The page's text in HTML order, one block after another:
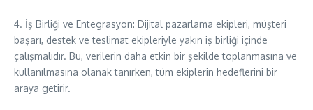
4. İş Birliği ve Entegrasyon: Dijital pazarlama ekipleri, müşteri
başarı, destek ve teslimat ekipleriyle yakın iş birliği içinde
çalışmalıdır. Bu, verilerin daha etkin bir şekilde toplanmasına ve
kullanılmasına olanak tanırken, tüm ekiplerin hedeflerini bir
araya getirir.